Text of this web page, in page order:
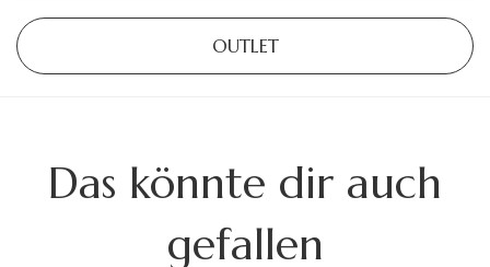
OUTLET
Das könnte dir auch
gefallen